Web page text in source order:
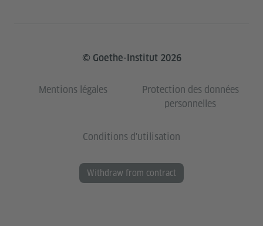
© Goethe-Institut 2026
Mentions légales
Protection des données
personnelles
Conditions d'utilisation
Withdraw from contract